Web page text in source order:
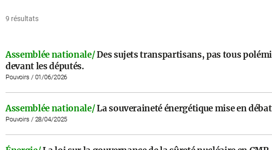
9 résultats
Assemblée nationale/Des sujets transpartisans, pas tous
devant les députés.
Pouvoirs / 01/06/2026
Assemblée nationale/La souveraineté énergétique mise en
Pouvoirs / 28/04/2025